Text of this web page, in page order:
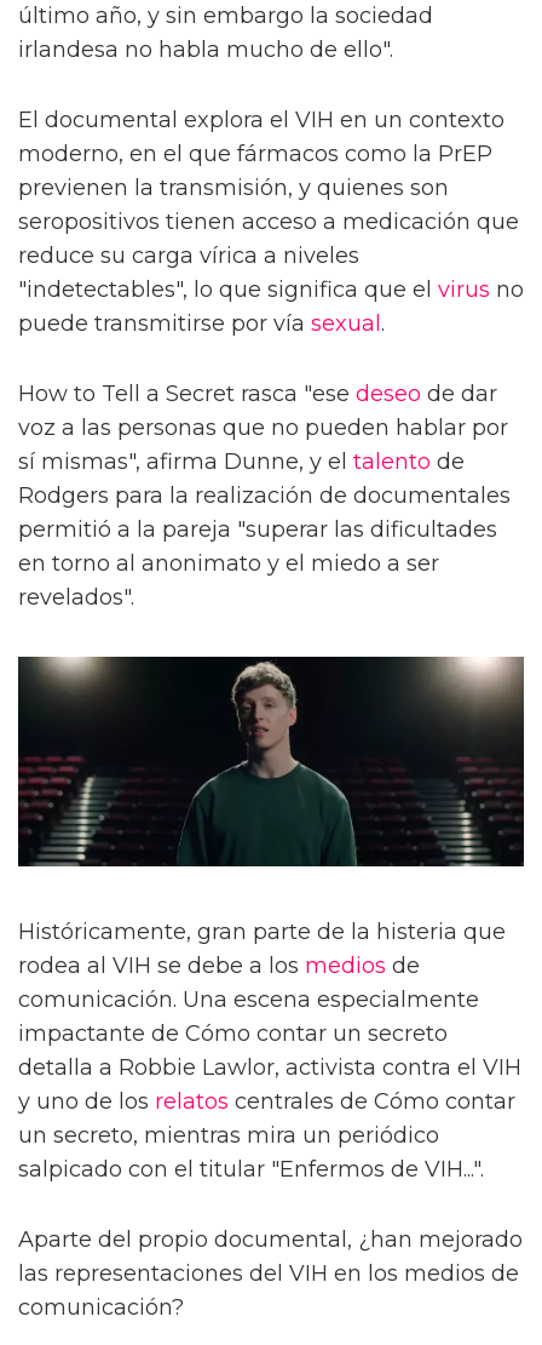
último año, y sin embargo la sociedad
irlandesa no habla mucho de ello".
El documental explora el VIH en un contexto
moderno, en el que fármacos como la PrEP
previenen la transmisión, y quienes son
seropositivos tienen acceso a medicación que
reduce su carga vírica a niveles
"indetectables", lo que significa que el virus no
puede transmitirse por vía sexual.
How to Tell a Secret rasca "ese deseo de dar
voz a las personas que no pueden hablar por
sí mismas", afirma Dunne, y el talento de
Rodgers para la realización de documentales
permitió a la pareja "superar las dificultades
en torno al anonimato y el miedo a ser
revelados".
Históricamente, gran parte de la histeria que
rodea al VIH se debe a los medios de
comunicación. Una escena especialmente
impactante de Cómo contar un secreto
detalla a Robbie Lawlor, activista contra el VIH
y uno de los relatos centrales de Cómo contar
un secreto, mientras mira un periódico
salpicado con el titular "Enfermos de VIH...".
Aparte del propio documental, ¿han mejorado
las representaciones del VIH en los medios de
comunicación?